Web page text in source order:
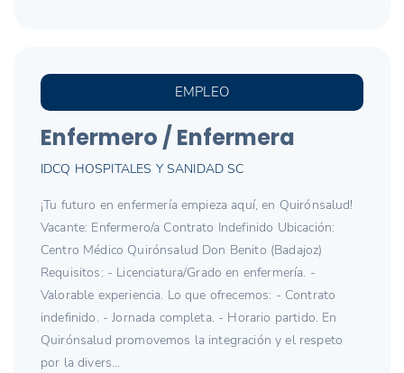
EMPLEO
Enfermero / Enfermera
IDCQ HOSPITALES Y SANIDAD SC
¡Tu futuro en enfermería empieza aquí, en Quirónsalud!
Vacante: Enfermero/a Contrato Indefinido Ubicación:
Centro Médico Quirónsalud Don Benito (Badajoz)
Requisitos: - Licenciatura/Grado en enfermería. -
Valorable experiencia. Lo que ofrecemos: - Contrato
indefinido. - Jornada completa. - Horario partido. En
Quirónsalud promovemos la integración y el respeto
por la divers...